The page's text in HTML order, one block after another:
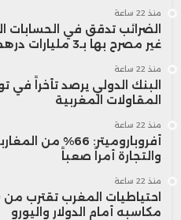
الأقل في المدى
التوجهات العالمية نحو
من الأنظمة المالية
ومع ذلك، فإن بقاء
متوترة قد يعيد رسم
الحذر والتقلب سيدي
منذ 22 ساعة
الضرائب تدقق في الحسابات
غير مصرح بها بـ3 مليارات درهم
منذ 22 ساعة
البنك الدولي يرصد تأخراً في
المقاولات المغربية
منذ 22 ساعة
أفروباروميتر:
والتجارة أمراً صعباً
منذ 22 ساعة
مكاسبه أمام الدولار واليورو